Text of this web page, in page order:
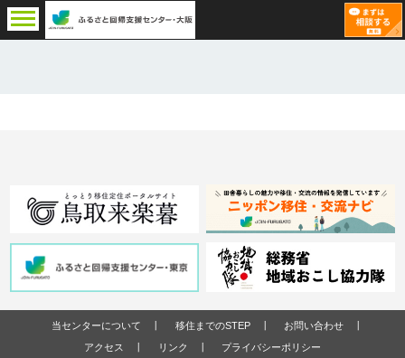
当センターについて 移住までのSTEP
お問い合わせ
アクセス
リンク プライバシーポリシー